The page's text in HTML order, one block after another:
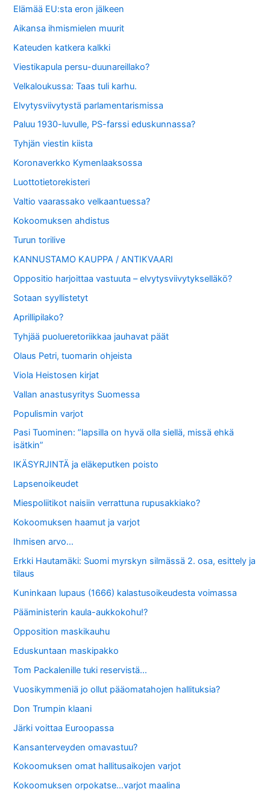
Elämää EU:sta eron jälkeen
Aikansa ihmismielen muurit
Kateuden katkera kalkki
Viestikapula persu-duunareillako?
Velkaloukussa: Taas tuli karhu.
Elvytysviivytystä parlamentarismissa
Paluu 1930-luvulle, PS-farssi eduskunnassa?
Tyhjän viestin kiista
Koronaverkko Kymenlaaksossa
Luottotietorekisteri
Valtio vaarassako velkaantuessa?
Kokoomuksen ahdistus
Turun torilive
KANNUSTAMO KAUPPA / ANTIKVAARI
Oppositio harjoittaa vastuuta – elvytysviivytykselläkö?
Sotaan syyllistetyt
Aprillipilako?
Tyhjää puolueretoriikkaa jauhavat päät
Olaus Petri, tuomarin ohjeista
Viola Heistosen kirjat
Vallan anastusyritys Suomessa
Populismin varjot
Pasi Tuominen: ”lapsilla on hyvä olla siellä, missä ehkä
isätkin”
IKÄSYRJINTÄ ja eläkeputken poisto
Lapsenoikeudet
Miespoliitikot naisiin verrattuna rupusakkiako?
Kokoomuksen haamut ja varjot
Ihmisen arvo…
Erkki Hautamäki: Suomi myrskyn silmässä 2. osa, esittely ja
tilaus
Kuninkaan lupaus (1666) kalastusoikeudesta voimassa
Pääministerin kaula-aukkokohu!?
Opposition maskikauhu
Eduskuntaan maskipakko
Tom Packalenille tuki reservistä…
Vuosikymmeniä jo ollut pääomatahojen hallituksia?
Don Trumpin klaani
Järki voittaa Euroopassa
Kansanterveyden omavastuu?
Kokoomuksen omat hallitusaikojen varjot
Kokoomuksen orpokatse…varjot maalina